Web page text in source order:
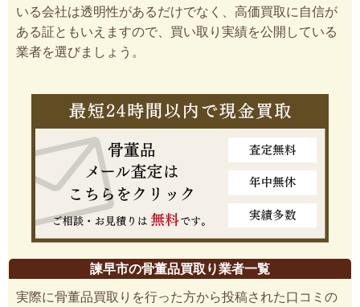
いる会社は透明性があるだけでなく、高価買取に自信が
ある証ともいえますので、買い取り実績を公開している
業者を選びましょう。
諫早市の骨董品買取り業者一覧
実際に骨董品買取りを行った方から投稿された口コミの